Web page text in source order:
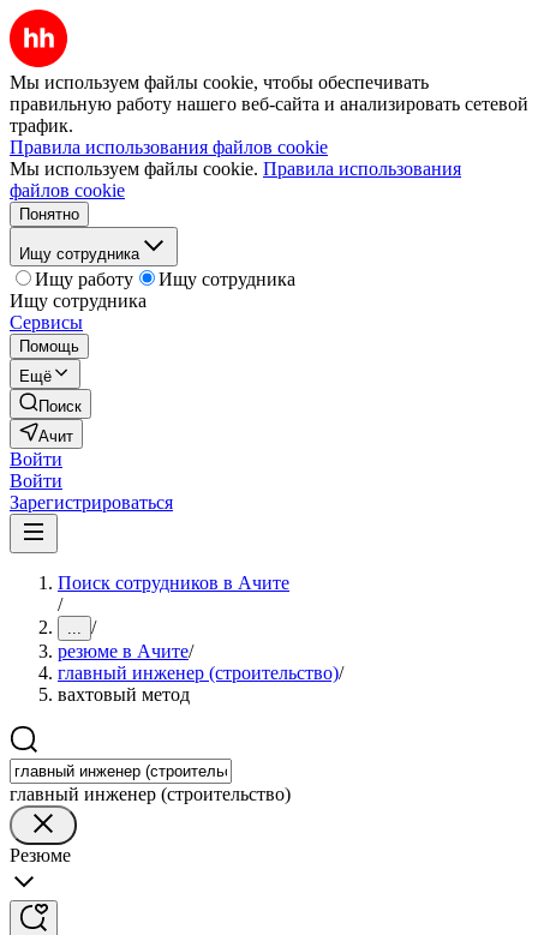
Мы используем файлы cookie, чтобы обеспечивать
правильную работу нашего веб-сайта и анализировать сетевой
трафик.
Правила использования файлов cookie
Мы используем файлы cookie. Правила использования
файлов cookie
Понятно
Ищу сотрудника
Ищу работу
Ищу сотрудника
Ищу сотрудника
Сервисы
Помощь
Ещё
Поиск
Ачит
Войти
Войти
Зарегистрироваться
Поиск сотрудников в Ачите
/
... /
резюме в Ачите/
главный инженер (строительство)/
вахтовый метод
главный инженер (строительство)
Резюме